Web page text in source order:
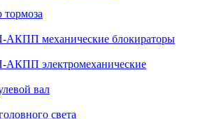
тормоза
механические блокираторы
электромеханические
вал
света